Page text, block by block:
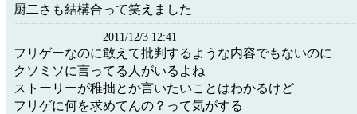
厨二さも結構合って笑えました
2011/12/3 12:41
フリゲーなのに敢えて批判するような内容でもないのに
クソミソに言ってる人がいるよね
ストーリーが稚拙とか言いたいことはわかるけど
フリゲに何を求めてんの？って気がする